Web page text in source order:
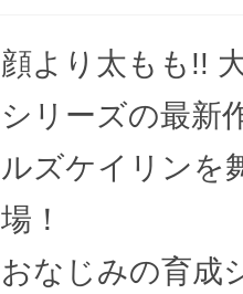
顔より太もも!!
シリーズの最新
ルズケイリンを
場！
おなじみの育成